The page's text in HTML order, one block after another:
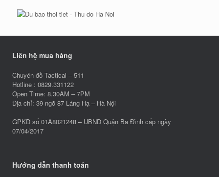
Liên hệ mua hàng
Chuyên đồ Tactical – 511
Hotline : 0829.331122
Open Time: 8.30AM – 7PM
Địa chỉ: 39 ngõ 87 Láng Hạ – Hà Nội
GPKD số 01A8021248 – UBND Quận Ba Đình cấp ngày
07/04/2017
Hướng dẫn thanh toán